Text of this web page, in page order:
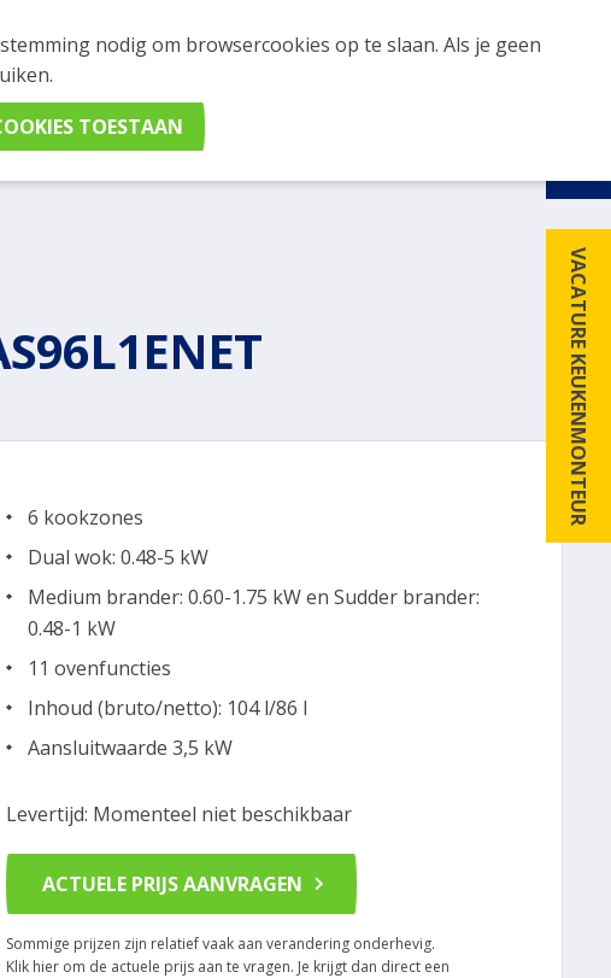
VACATURE KEUKENMONTEUR
apparaten en merken met elkaar. Klik hier voor
Levertijd: Momenteel niet beschikbaar
6 kookzones
Dual wok: 0.48-5 kW
Medium brander: 0.60-1.75 kW en Sudder brander:
0.48-1 kW
11 ovenfuncties
Inhoud (bruto/netto): 104 l/86 l
Aansluitwaarde 3,5 kW
ACTUELE PRIJS AANVRAGEN
Sommige prijzen zijn relatief vaak aan verandering onderhevig.
Klik hier om de actuele prijs aan te vragen. Je krijgt dan direct een
nodig om browsercookies op te slaan. Als je geen